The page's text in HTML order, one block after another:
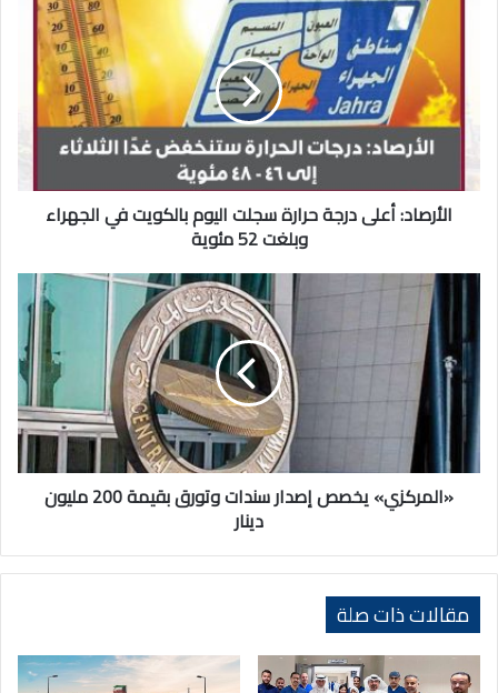
سجلت
اليوم
بالكويت
الجهراء
وبلغتالأرصاد: أعلى درجة حرارة سجلت اليوم بالكويت في الجهراء
وبلغت 52 مئوية
«المركزي»
يخصص
إصدار
سندات
وتورق
بقيمة
200
مليون
دينار
«المركزي» يخصص إصدار سندات وتورق بقيمة 200 مليون
دينار
مقالات ذات صلة